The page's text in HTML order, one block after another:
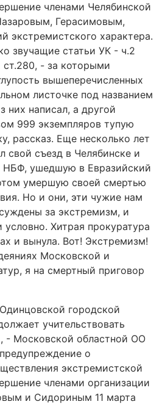
членами Челябинской
Герасимовым,
экстремистского характера.
звучащие статьи УК - ч.2
ст.280, - за которыми
вышеперечисленных
листочке под названием
них написал, а другой
999 экземпляров тупую
рассказ. Еще несколько лет
свой съезд в Челябинске и
НБФ, ушедшую в Евразийский
умершую своей смертью
Но и они, эти чужие нам
за экстремизм, и
Хитрая прокуратура
и вынула. Вот! Экстремизм!
Московской и
я на смертный приговор
городской
учительствовать
- Московской областной ОО
о
экстремистской
членами организации
и Сидориным 11 марта